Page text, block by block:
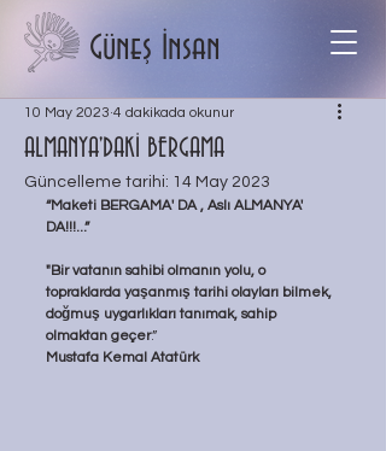
Güneş İnsan
ALMANYA'DAKİ BERGAMA
10 May 2023 4 dakikada okunur
Güncelleme tarihi: 14 May 2023
“Maketi BERGAMA' DA , Aslı ALMANYA'
DA!!!...”
"Bir vatanın sahibi olmanın yolu, o
topraklarda yaşanmış tarihi olayları bilmek,
doğmuş uygarlıkları tanımak, sahip
olmaktan geçer.”
Mustafa Kemal Atatürk